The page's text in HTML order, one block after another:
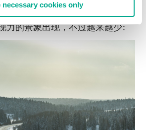
necessary cookies only
力的景象出现，不过越来越少: